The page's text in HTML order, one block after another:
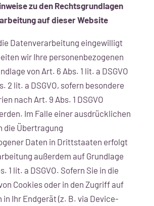
zu den Rechtsgrundlagen
auf dieser Website
Datenverarbeitung eingewilligt
wir Ihre personenbezogenen
von Art. 6 Abs. 1 lit. a DSGVO
2 lit. a DSGVO, sofern besondere
nach Art. 9 Abs. 1 DSGVO
Im Falle einer ausdrücklichen
die Übertragung
Daten in Drittstaaten erfolgt
außerdem auf Grundlage
1 lit. a DSGVO. Sofern Sie in die
Cookies oder in den Zugriff auf
Ihr Endgerät (z. B. via Device-